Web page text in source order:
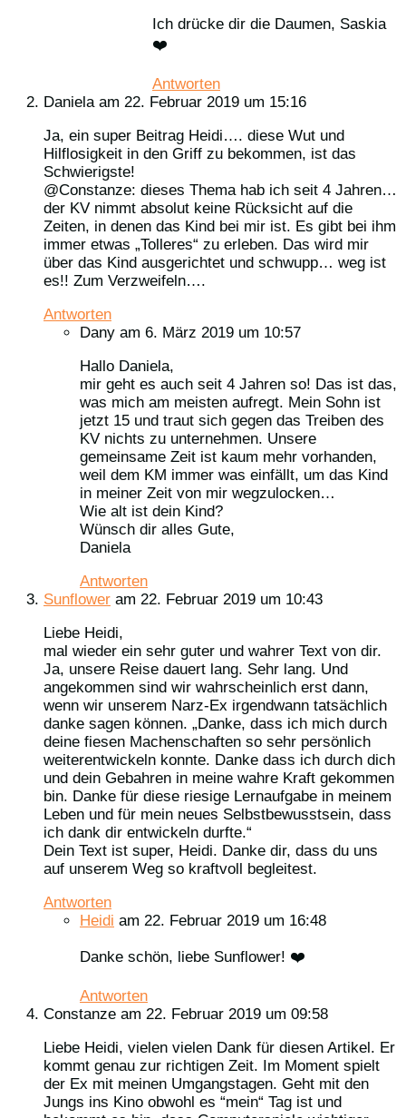
Ich drücke dir die Daumen, Saskia
❤️
Antworten
Daniela am 22. Februar 2019 um 15:16
Ja, ein super Beitrag Heidi…. diese Wut und
Hilflosigkeit in den Griff zu bekommen, ist das
Schwierigste!
@Constanze: dieses Thema hab ich seit 4 Jahren…
der KV nimmt absolut keine Rücksicht auf die
Zeiten, in denen das Kind bei mir ist. Es gibt bei ihm
immer etwas „Tolleres“ zu erleben. Das wird mir
über das Kind ausgerichtet und schwupp… weg ist
es!! Zum Verzweifeln….
Antworten
Dany am 6. März 2019 um 10:57
Hallo Daniela,
mir geht es auch seit 4 Jahren so! Das ist das,
was mich am meisten aufregt. Mein Sohn ist
jetzt 15 und traut sich gegen das Treiben des
KV nichts zu unternehmen. Unsere
gemeinsame Zeit ist kaum mehr vorhanden,
weil dem KM immer was einfällt, um das Kind
in meiner Zeit von mir wegzulocken…
Wie alt ist dein Kind?
Wünsch dir alles Gute,
Daniela
Antworten
Sunflower am 22. Februar 2019 um 10:43
Liebe Heidi,
mal wieder ein sehr guter und wahrer Text von dir.
Ja, unsere Reise dauert lang. Sehr lang. Und
angekommen sind wir wahrscheinlich erst dann,
wenn wir unserem Narz-Ex irgendwann tatsächlich
danke sagen können. „Danke, dass ich mich durch
deine fiesen Machenschaften so sehr persönlich
weiterentwickeln konnte. Danke dass ich durch dich
und dein Gebahren in meine wahre Kraft gekommen
bin. Danke für diese riesige Lernaufgabe in meinem
Leben und für mein neues Selbstbewusstsein, dass
ich dank dir entwickeln durfte.“
Dein Text ist super, Heidi. Danke dir, dass du uns
auf unserem Weg so kraftvoll begleitest.
Antworten
Heidi am 22. Februar 2019 um 16:48
Danke schön, liebe Sunflower! ❤️
Antworten
Constanze am 22. Februar 2019 um 09:58
Liebe Heidi, vielen vielen Dank für diesen Artikel. Er
kommt genau zur richtigen Zeit. Im Moment spielt
der Ex mit meinen Umgangstagen. Geht mit den
Jungs ins Kino obwohl es “mein“ Tag ist und